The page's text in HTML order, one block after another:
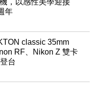
年
classic 35mm
RF、Nikon Z 雙卡
台